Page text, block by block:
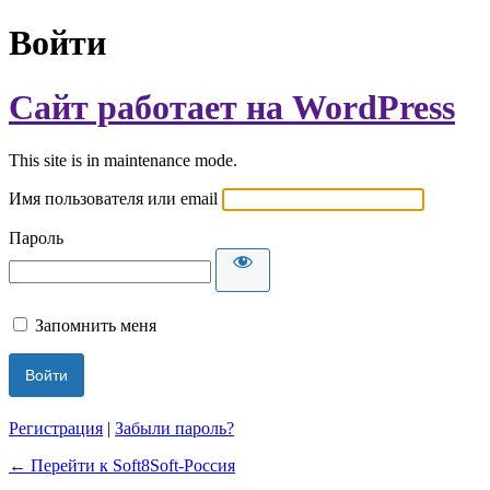
Войти
Сайт работает на WordPress
This site is in maintenance mode.
Имя пользователя или email
Пароль
Запомнить меня
Регистрация | Забыли пароль?
← Перейти к Soft8Soft-Россия